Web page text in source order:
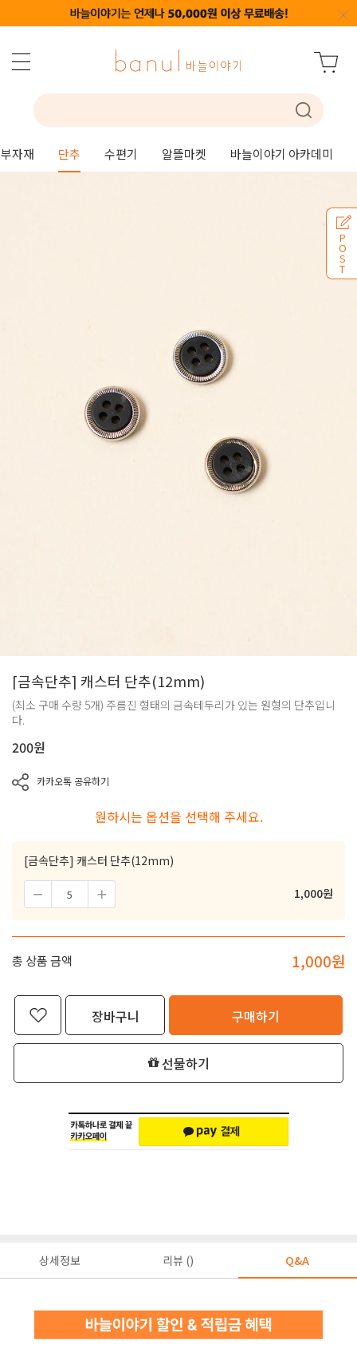
부자재 단추 수편기 알뜰마켓 바늘이야기 아카데미
P
O
S
T
[금속단추] 캐스터 단추(12mm)
(최소 구매 수량 5개) 주름진 형태의 금속테두리가 있는 원형의 단추입니
다.
200원
카카오톡 공유하기
원하시는 옵션을 선택해 주세요.
[금속단추] 캐스터 단추(12mm)
1,000원
총 상품 금액 1,000원
장바구니 구매하기
선물하기
상세정보 리뷰 () Q&A